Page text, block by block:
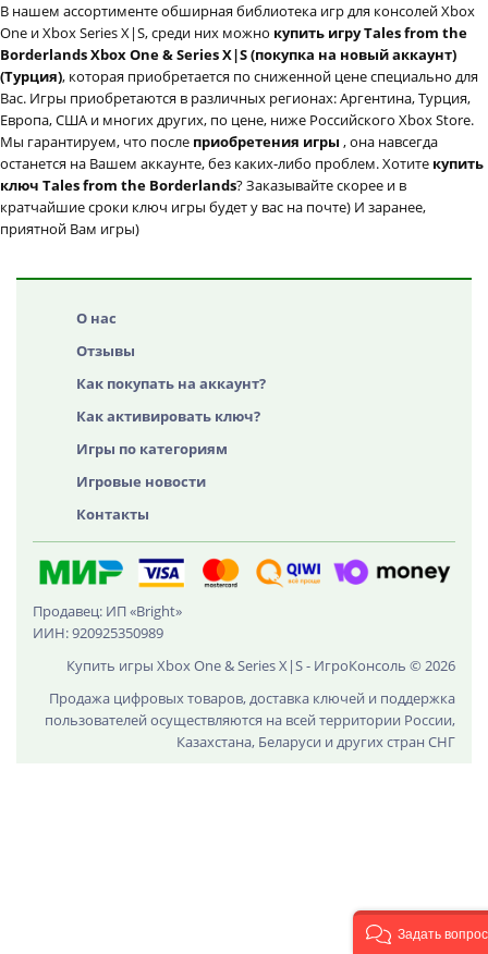
В нашем ассортименте обширная библиотека игр для консолей Xbox
One и Xbox Series X|S, среди них можно купить игру Tales from the
Borderlands Xbox One & Series X|S (покупка на новый аккаунт)
(Турция), которая приобретается по сниженной цене специально для
Вас. Игры приобретаются в различных регионах: Аргентина, Турция,
Европа, США и многих других, по цене, ниже Российского Xbox Store.
Мы гарантируем, что после приобретения игры , она навсегда
останется на Вашем аккаунте, без каких-либо проблем. Хотите купить
ключ Tales from the Borderlands? Заказывайте скорее и в
кратчайшие сроки ключ игры будет у вас на почте) И заранее,
приятной Вам игры)
О нас
Отзывы
Как покупать на аккаунт?
Как активировать ключ?
Игры по категориям
Игровые новости
Контакты
Продавец: ИП «Bright»
ИИН: 920925350989
Купить игры Xbox One & Series X|S - ИгроКонсоль © 2026
Продажа цифровых товаров, доставка ключей и поддержка
пользователей осуществляются на всей территории России,
Казахстана, Беларуси и других стран СНГ
Задать вопрос